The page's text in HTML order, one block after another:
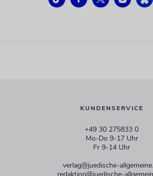
KUNDENSERVICE
+49 30 275833 0
Mo-Do 9-17 Uhr
Fr 9-14 Uhr
verlag@juedische-